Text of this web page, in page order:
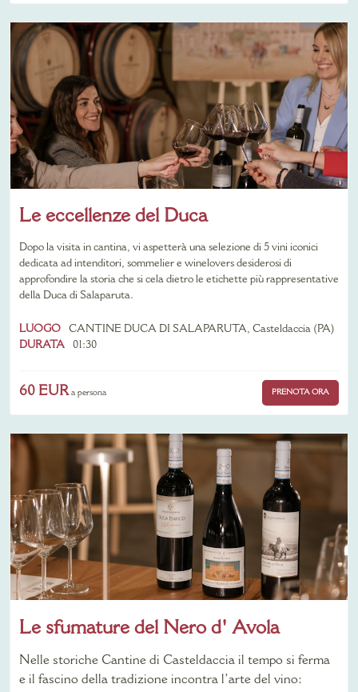
Le eccellenze del Duca
Dopo la visita in cantina, vi aspetterà una selezione di 5 vini iconici
dedicata ad intenditori, sommelier e winelovers desiderosi di
approfondire la storia che si cela dietro le etichette più rappresentative
della Duca di Salaparuta.
LUOGO
CANTINE DUCA DI SALAPARUTA, Casteldaccia (PA)
DURATA
01:30
60 EURa persona PRENOTA ORA
Le sfumature del Nero d' Avola
Nelle storiche Cantine di Casteldaccia il tempo si ferma
e il fascino della tradizione incontra l’arte del vino: